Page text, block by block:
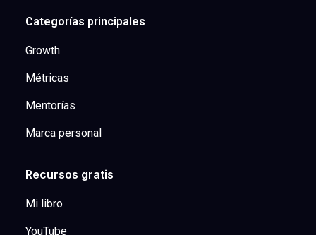
Categorías principales
Growth
Métricas
Mentorías
Marca personal
Recursos gratis
Mi libro
YouTube